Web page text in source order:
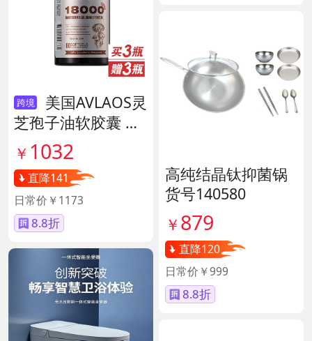
跨境
美国AVLAOS灵
芝孢子油软胶囊 货
号139605
￥ 1032
直降141
日常价￥1173
8.8折
高纯结晶钛抑菌锅
货号140580
￥ 879
直降120
日常价￥999
8.8折